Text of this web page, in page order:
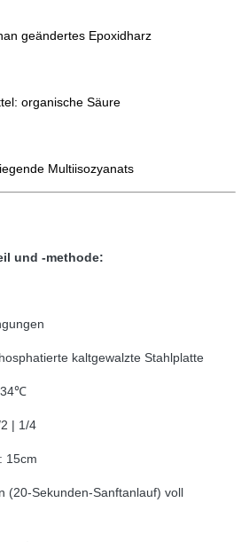
geändertes Epoxidharz
organische Säure
Multiisozyanats
und -methode:
kaltgewalzte Stahlplatte
34℃
| 1/4
15cm
(20-Sekunden-Sanftanlauf) voll